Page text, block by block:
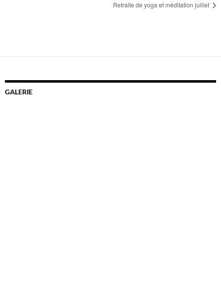
Retraite de yoga et méditation juillet
GALERIE